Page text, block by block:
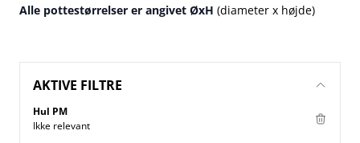
Alle pottestørrelser er angivet ØxH (diameter x højde)
AKTIVE FILTRE
Hul PM
Ikke relevant